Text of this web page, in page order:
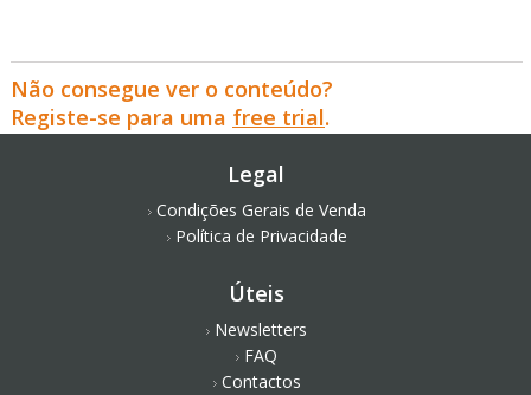
Não consegue ver o conteúdo?
Registe-se para uma free trial.
Legal
Condições Gerais de Venda
Política de Privacidade
Úteis
Newsletters
FAQ
Contactos